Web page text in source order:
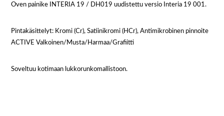
Oven painike INTERIA 19 / DH019 uudistettu versio Interia 19 001.
Pintakäsittelyt: Kromi (Cr), Satiinikromi (HCr), Antimikrobinen pinnoite
ACTIVE Valkoinen/Musta/Harmaa/Grafiitti
Soveltuu kotimaan lukkorunkomallistoon.